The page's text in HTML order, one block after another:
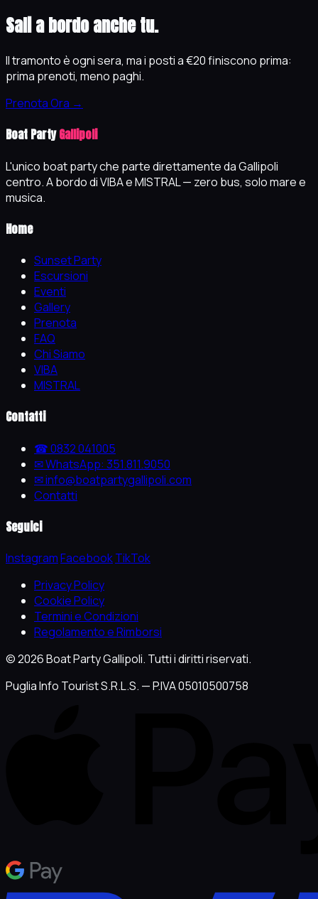
Sali a bordo anche tu.
Il tramonto è ogni sera, ma i posti a €20 finiscono prima:
prima prenoti, meno paghi.
Prenota Ora →
Boat PartyGallipoli
L'unico boat party che parte direttamente da Gallipoli
centro. A bordo di VIBA e MISTRAL — zero bus, solo mare e
musica.
Home
Sunset Party
Escursioni
Eventi
Gallery
Prenota
FAQ
Chi Siamo
VIBA
MISTRAL
Contatti
☎ 0832 041005
✉ WhatsApp: 351.811.9050
✉ info@boatpartygallipoli.com
Contatti
Seguici
InstagramFacebookTikTok
Privacy Policy
Cookie Policy
Termini e Condizioni
Regolamento e Rimborsi
© 2026 Boat Party Gallipoli. Tutti i diritti riservati.
Puglia Info Tourist S.R.L.S. — P.IVA 05010500758